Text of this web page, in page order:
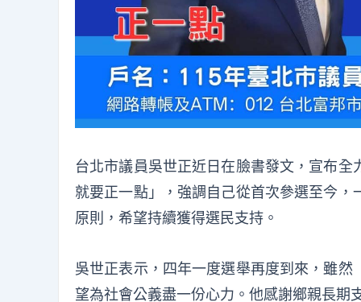
台北市議員吳世正近日在臉書發文，宣布
就要正一點」，強調自己從首次參選至今，
原則，希望持續獲得選民支持。
吳世正表示，四年一度選舉再度到來，雖
望為社會公義盡一份心力。他感謝鄉親長期